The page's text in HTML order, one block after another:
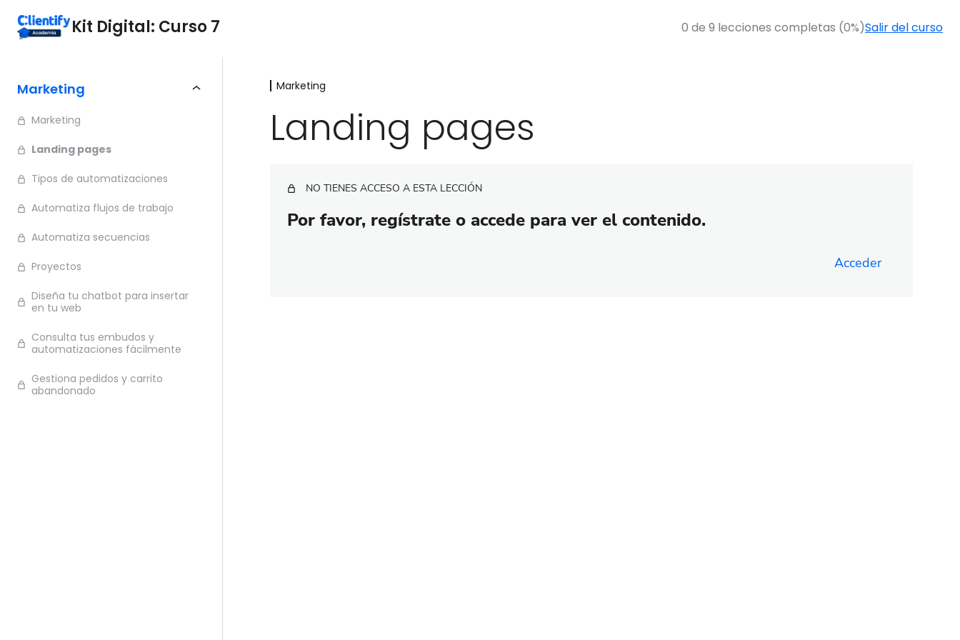
Kit Digital: Curso 7 0 de 9 lecciones completas (0%)Salir del curso
Marketing
Marketing
Landing pages
Tipos de automatizaciones
Automatiza flujos de trabajo
Automatiza secuencias
Proyectos
Diseña tu chatbot para insertar
en tu web
Consulta tus embudos y
automatizaciones fácilmente
Gestiona pedidos y carrito
abandonado
Marketing
Landing pages
NO TIENES ACCESO A ESTA LECCIÓN
Por favor, regístrate o accede para ver el contenido.
Acceder